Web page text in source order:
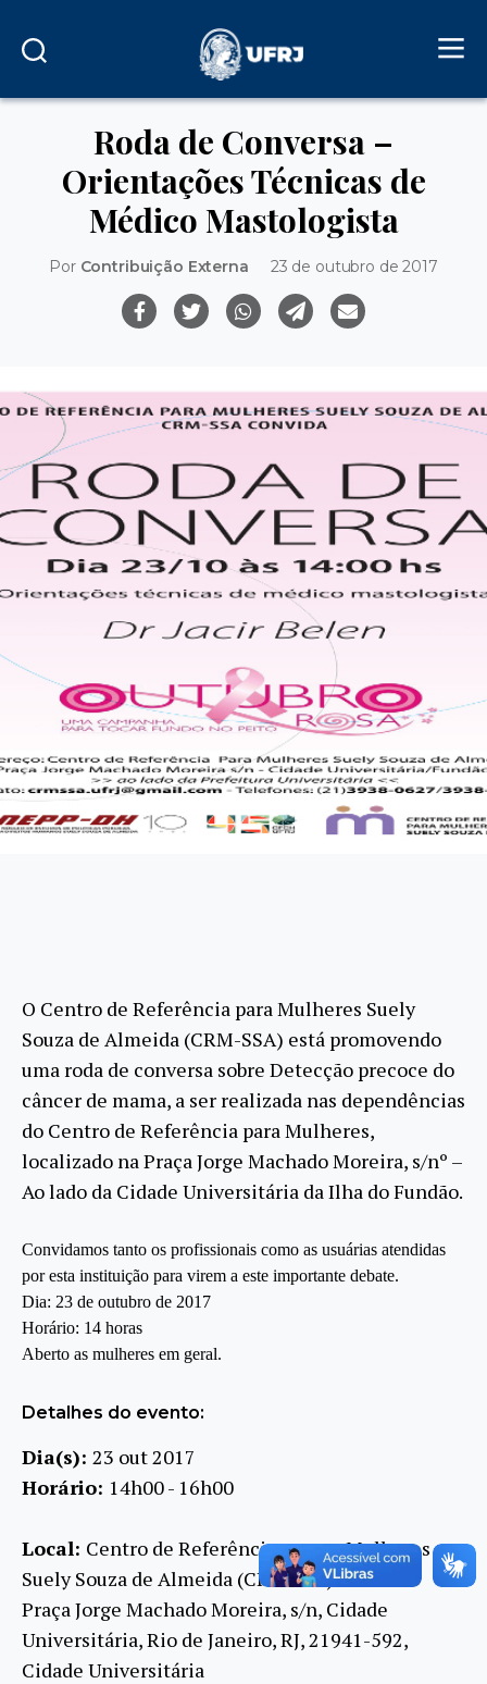
Roda de Conversa –
Orientações Técnicas de
Médico Mastologista
Por Contribuição Externa 23 de outubro de 2017
O Centro de Referência para Mulheres Suely
Souza de Almeida (CRM-SSA) está promovendo
uma roda de conversa sobre Detecção precoce do
câncer de mama, a ser realizada nas dependências
do Centro de Referência para Mulheres,
localizado na Praça Jorge Machado Moreira, s/nº –
Ao lado da Cidade Universitária da Ilha do Fundão.
Convidamos tanto os profissionais como as usuárias atendidas
por esta instituição para virem a este importante debate.
Dia: 23 de outubro de 2017
Horário: 14 horas
Aberto as mulheres em geral.
Detalhes do evento:
Dia(s): 23 out 2017
Horário: 14h00 - 16h00
Local: Centro de Referência para as Mulheres
Suely Souza de Almeida (CRM SSA)
Praça Jorge Machado Moreira, s/n, Cidade
Universitária, Rio de Janeiro, RJ, 21941-592,
Cidade Universitária